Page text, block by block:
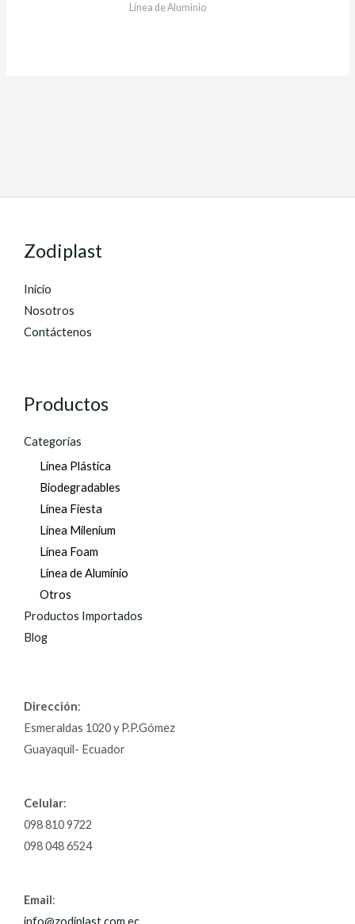
Línea de Aluminio
Zodiplast
Inicio
Nosotros
Contáctenos
Productos
Categorías
Línea Plástica
Biodegradables
Línea Fiesta
Línea Milenium
Línea Foam
Línea de Aluminio
Otros
Productos Importados
Blog
Dirección:
Esmeraldas 1020 y P.P.Gómez
Guayaquil- Ecuador
Celular:
098 810 9722
098 048 6524
Email:
info@zodiplast.com.ec